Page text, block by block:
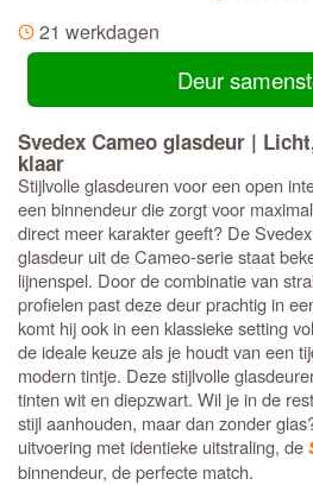
21 werkdagen
Deur
Svedex Cameo glasdeur |
klaar
Stijlvolle glasdeuren voor een open
een binnendeur die zorgt voor
direct meer karakter geeft? De
glasdeur uit de Cameo-serie staat
lijnenspel. Door de combinatie van
profielen past deze deur prachtig in
komt hij ook in een klassieke setting
de ideale keuze als je houdt van een
modern tintje. Deze stijlvolle
tinten wit en diepzwart. Wil je in de
stijl aanhouden, maar dan zonder
uitvoering met identieke uitstraling, de
binnendeur, de perfecte match.